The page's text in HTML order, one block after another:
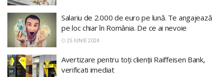
Salariu de 2.000 de euro pe lună. Te angajează
pe loc chiar în România. De ce ai nevoie
25 IUNIE 2024
Avertizare pentru toți clienții Raiffeisen Bank,
verificati imediat